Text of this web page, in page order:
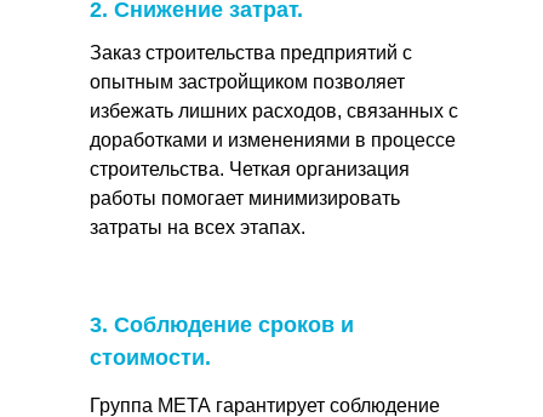
3. Соблюдение сроков и
стоимости.
Группа МЕТА гарантирует соблюдение
2. Снижение затрат.
Заказ строительства предприятий с
опытным застройщиком позволяет
избежать лишних расходов, связанных с
доработками и изменениями в процессе
строительства. Четкая организация
работы помогает минимизировать
затраты на всех этапах.